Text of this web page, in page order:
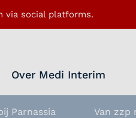
via social platforms.
Over Medi Interim
Parnassia Van zzp